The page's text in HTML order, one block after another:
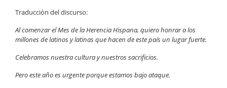
Traducción del discurso:
Al comenzar el Mes de la Herencia Hispana, quiero honrar a los
millones de latinos y latinas que hacen de este país un lugar fuerte.
Celebramos nuestra cultura y nuestros sacrificios.
Pero este año es urgente porque estamos bajo ataque.